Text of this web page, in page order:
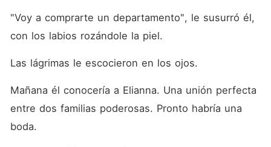
"Voy a comprarte un departamento", le susurró él,
con los labios rozándole la piel.
Las lágrimas le escocieron en los ojos.
Mañana él conocería a Elianna. Una unión perfecta
entre dos familias poderosas. Pronto habría una
boda.